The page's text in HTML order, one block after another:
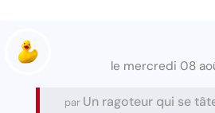
le mercredi 08
par Un ragoteur qui se